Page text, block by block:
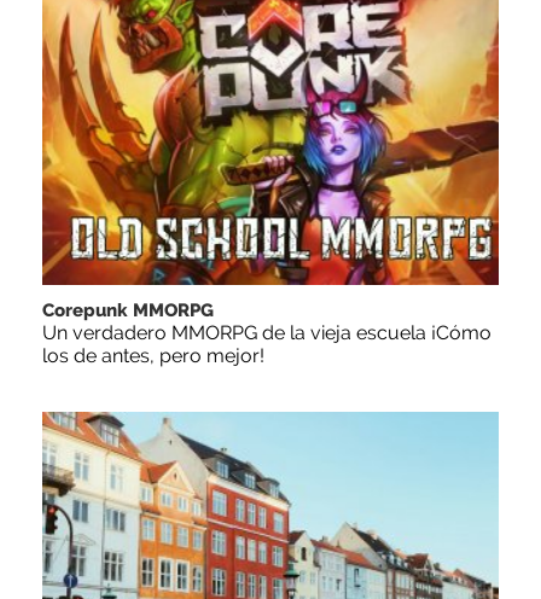
Corepunk MMORPG
Un verdadero MMORPG de la vieja escuela ¡Cómo
los de antes, pero mejor!